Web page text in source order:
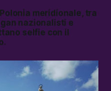
meridionale, tra
nazionalisti e
selfie con il